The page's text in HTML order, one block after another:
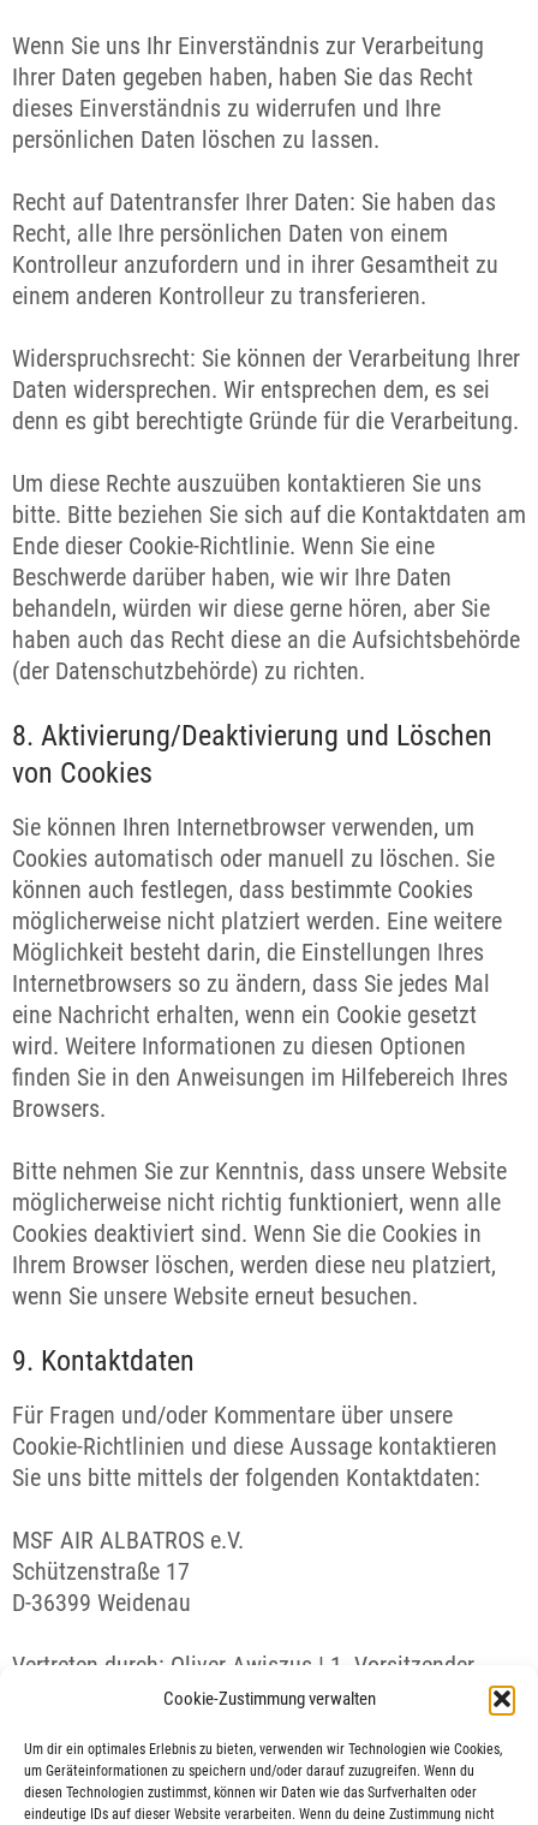
Cookie-Zustimmung verwalten
Um dir ein optimales Erlebnis zu bieten, verwenden wir Technologien wie Cookies,
um Geräteinformationen zu speichern und/oder darauf zuzugreifen. Wenn du
diesen Technologien zustimmst, können wir Daten wie das Surfverhalten oder
eindeutige IDs auf dieser Website verarbeiten. Wenn du deine Zustimmung nicht
Wenn Sie uns Ihr Einverständnis zur Verarbeitung
Ihrer Daten gegeben haben, haben Sie das Recht
dieses Einverständnis zu widerrufen und Ihre
persönlichen Daten löschen zu lassen.
Recht auf Datentransfer Ihrer Daten: Sie haben das
Recht, alle Ihre persönlichen Daten von einem
Kontrolleur anzufordern und in ihrer Gesamtheit zu
einem anderen Kontrolleur zu transferieren.
Widerspruchsrecht: Sie können der Verarbeitung Ihrer
Daten widersprechen. Wir entsprechen dem, es sei
denn es gibt berechtigte Gründe für die Verarbeitung.
Um diese Rechte auszuüben kontaktieren Sie uns
bitte. Bitte beziehen Sie sich auf die Kontaktdaten am
Ende dieser Cookie-Richtlinie. Wenn Sie eine
Beschwerde darüber haben, wie wir Ihre Daten
behandeln, würden wir diese gerne hören, aber Sie
haben auch das Recht diese an die Aufsichtsbehörde
(der Datenschutzbehörde) zu richten.
8. Aktivierung/Deaktivierung und Löschen
von Cookies
Sie können Ihren Internetbrowser verwenden, um
Cookies automatisch oder manuell zu löschen. Sie
können auch festlegen, dass bestimmte Cookies
möglicherweise nicht platziert werden. Eine weitere
Möglichkeit besteht darin, die Einstellungen Ihres
Internetbrowsers so zu ändern, dass Sie jedes Mal
eine Nachricht erhalten, wenn ein Cookie gesetzt
wird. Weitere Informationen zu diesen Optionen
finden Sie in den Anweisungen im Hilfebereich Ihres
Browsers.
Bitte nehmen Sie zur Kenntnis, dass unsere Website
möglicherweise nicht richtig funktioniert, wenn alle
Cookies deaktiviert sind. Wenn Sie die Cookies in
Ihrem Browser löschen, werden diese neu platziert,
wenn Sie unsere Website erneut besuchen.
9. Kontaktdaten
Für Fragen und/oder Kommentare über unsere
Cookie-Richtlinien und diese Aussage kontaktieren
Sie uns bitte mittels der folgenden Kontaktdaten:
MSF AIR ALBATROS e.V.
Schützenstraße 17
D-36399 Weidenau
Vertreten durch: Oliver Awiszus | 1. Vorsitzender
E-Mail:info@msf-air-albatros.de
Telefon:+49 (0)171 810 62 86